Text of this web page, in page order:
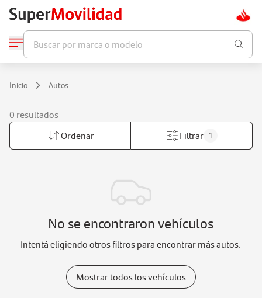
Buscar por marca o modelo
Inicio Autos
0 resultados
Ordenar
Filtrar 1
No se encontraron vehículos
Intentá eligiendo otros filtros para encontrar más autos.
Mostrar todos los vehículos